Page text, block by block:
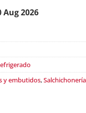
2026
y embutidos,